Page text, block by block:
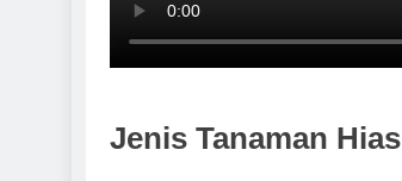
Jenis Tanaman Hias